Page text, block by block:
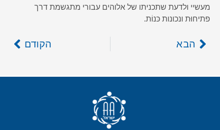
מעשיי ולדעת שתכניתו של אלוהים עבורי מתגשמת דרך
פתיחוּת ונכונות כּנוֹת.
הבא הקודם